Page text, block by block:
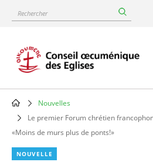
content
Rechercher
Main
navigation
Breadcrumb
Nouvelles
Le premier Forum chrétien
«Moins de murs plus de ponts!»
NOUVELLE